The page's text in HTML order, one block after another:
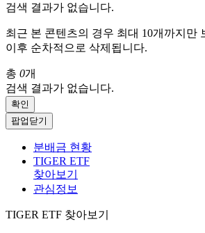
검색 결과가 없습니다.
최근 본 콘텐츠의 경우 최대 10개까지만
이후 순차적으로 삭제됩니다.
총 0개
검색 결과가 없습니다.
확인
팝업닫기
분배금 현황
TIGER ETF
찾아보기
관심정보
TIGER ETF 찾아보기